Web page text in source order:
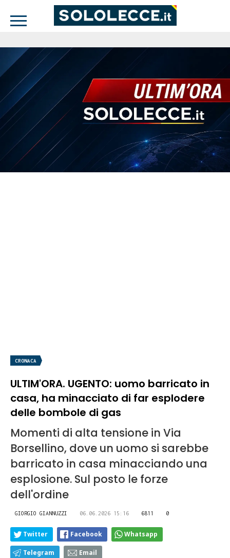
CRONACA
ULTIM'ORA. UGENTO: uomo barricato in
casa, ha minacciato di far esplodere
delle bombole di gas
Momenti di alta tensione in Via
Borsellino, dove un uomo si sarebbe
barricato in casa minacciando una
esplosione. Sul posto le forze
dell'ordine
GIORGIO GIANNUZZI 06.06.2026 15:16 6811 0
Twitter Facebook Whatsapp
Telegram Email